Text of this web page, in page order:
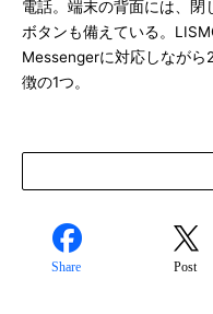
電話。端末の背面には、閉
ボタンも備えている。
Messengerに対応しなが
徴の1つ。
Share Post